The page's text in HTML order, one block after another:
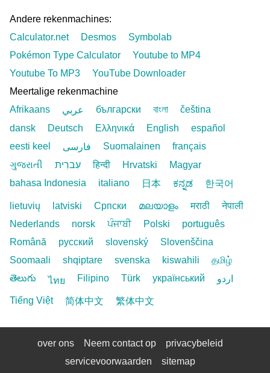
Andere rekenmachines:
Calculator.net
Desmos
Symbolab
Pokémon Type Calculator
Youtube to MP4
Youtube To MP3
YouTube Downloader
Meertalige rekenmachine
Afrikaans
عربي български বাংলা
čeština
dansk
Deutsch Ελληνικά English
español
eesti keel
فارسی Suomalainen
français
ગુજરાતી
עִברִית हिन्दी Hrvatski
Magyar
bahasa Indonesia
italiano 日本 ಕನ್ನಡ 한국어
lietuvių latviski Српски മലയാളം मराठी
नेपाली
Nederlands
norsk ਪੰਜਾਬੀ Polski
português
Română
русский slovenský
Slovenščina
Soomaali
shqiptare svenska kiswahili
தமிழ்
తెలుగు
ไทย Filipino Türk український اردو
Tiếng Việt 简体中文 繁体中文
over ons Neem contact op
privacybeleid
servicevoorwaarden
sitemap